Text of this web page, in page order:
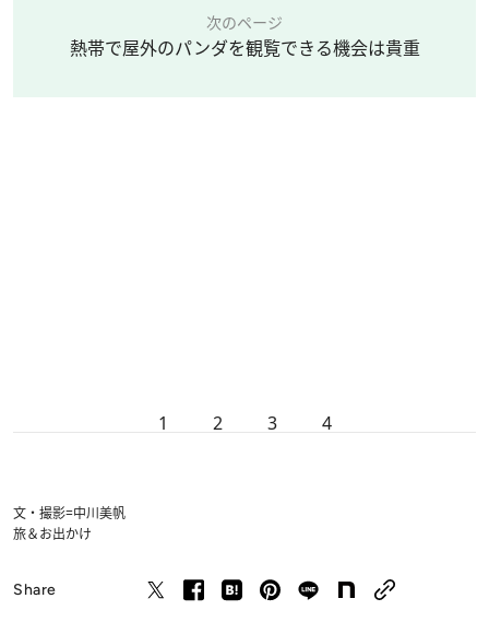
次のページ
熱帯で屋外のパンダを観覧できる機会は貴重
1 2 3 4
文・撮影=中川美帆
旅＆お出かけ
Share